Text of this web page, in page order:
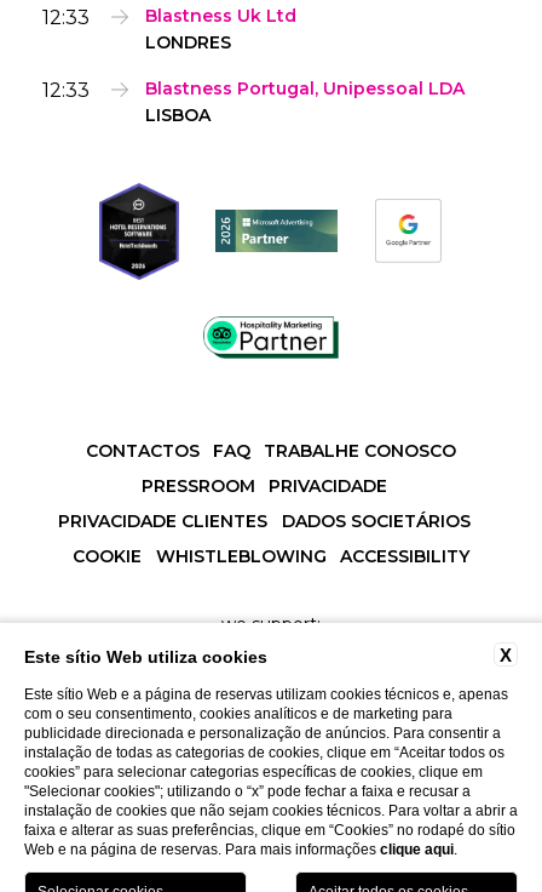
12:33
Blastness Uk Ltd
LONDRES
12:33
Blastness Portugal, Unipessoal LDA
LISBOA
CONTACTOS FAQ
TRABALHE CONOSCO
PRESSROOM
PRIVACIDADE
PRIVACIDADE CLIENTES
DADOS SOCIETÁRIOS
COOKIE
WHISTLEBLOWING ACCESSIBILITY
we support:
Número de Identificação Fiscal 01195440118
X
Este sítio Web utiliza cookies
Este sítio Web e a página de reservas utilizam cookies técnicos e, apenas
com o seu consentimento, cookies analíticos e de marketing para
publicidade direcionada e personalização de anúncios. Para consentir a
instalação de todas as categorias de cookies, clique em “Aceitar todos os
cookies” para selecionar categorias específicas de cookies, clique em
"Selecionar cookies"; utilizando o “x” pode fechar a faixa e recusar a
instalação de cookies que não sejam cookies técnicos. Para voltar a abrir a
faixa e alterar as suas preferências, clique em “Cookies” no rodapé do sítio
Web e na página de reservas. Para mais informações clique aqui.